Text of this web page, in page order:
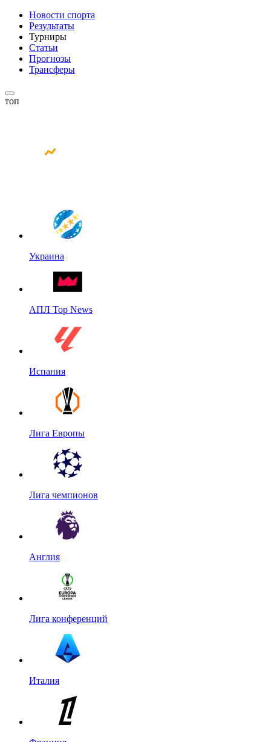
Новости спорта
Результаты
Турниры
Статьи
Прогнозы
Трансферы
топ
Украина
АПЛ Top News
Испания
Лига Европы
Лига чемпионов
Англия
Лига конференций
Италия